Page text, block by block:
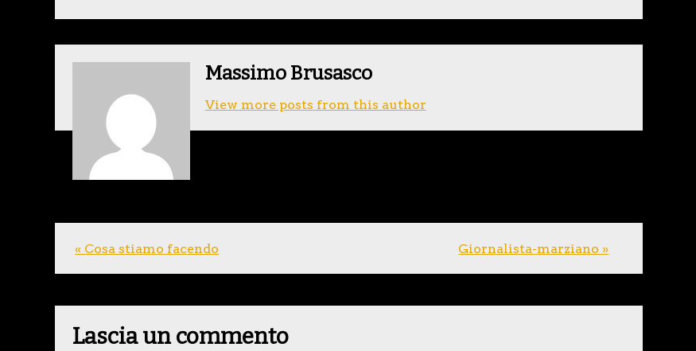
Massimo Brusasco
View more posts from this author
« Cosa stiamo facendo Giornalista-marziano »
Lascia un commento